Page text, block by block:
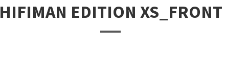
HIFIMAN EDITION XS_FRONT